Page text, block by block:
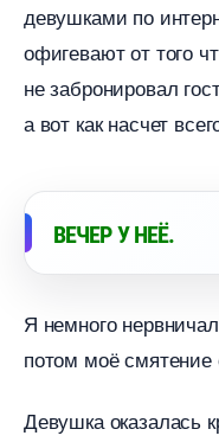
девушками по
офигевают от того
не забронировал
а вот как насчет
ЕЧЕР У НЕЁ.
Я немного
потом моё
Девушка оказалась